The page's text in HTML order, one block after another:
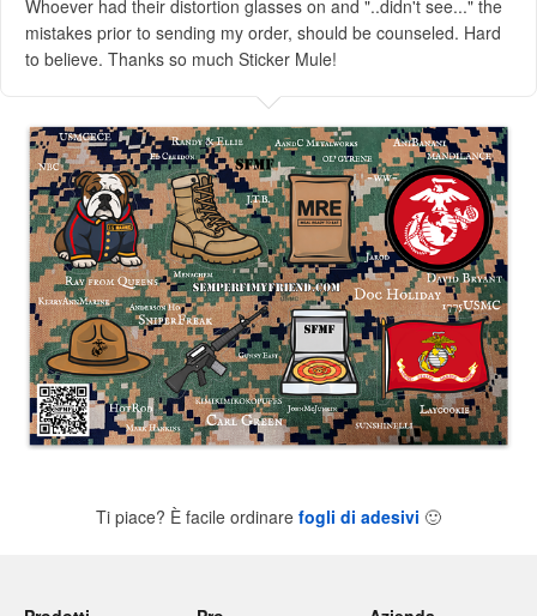
Whoever had their distortion glasses on and "..didn't see..." the
mistakes prior to sending my order, should be counseled. Hard
to believe. Thanks so much Sticker Mule!
Ti piace? È facile ordinare fogli di adesivi 🙂